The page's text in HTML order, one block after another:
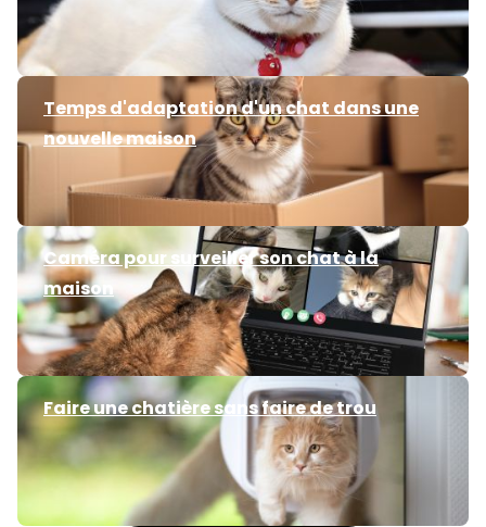
Temps d'adaptation d'un chat dans une
nouvelle maison
Caméra pour surveiller son chat à la
maison
Faire une chatière sans faire de trou